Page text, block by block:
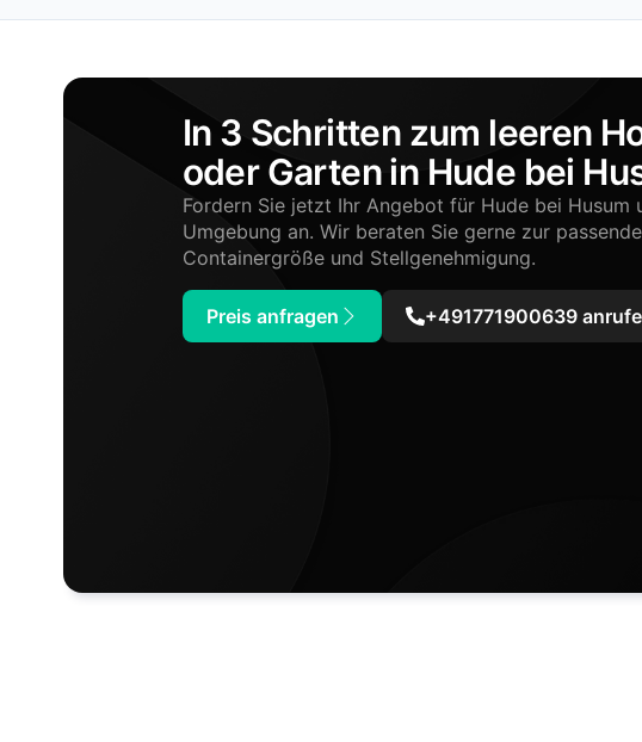
In 3 Schritten zum leeren
oder Garten in Hude bei
Fordern Sie jetzt Ihr Angebot für Hude bei Husum
Umgebung an. Wir beraten Sie gerne zur
Containergröße und Stellgenehmigung.
Preis anfragen +491771900639